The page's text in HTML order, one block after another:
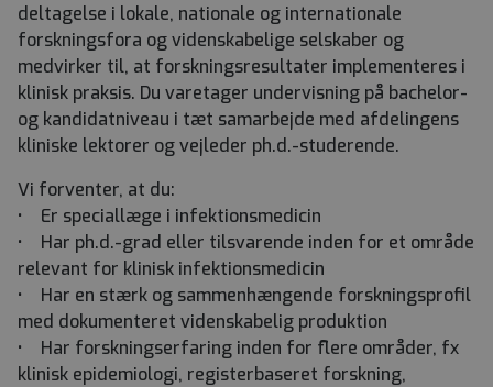
deltagelse i lokale, nationale og internationale
forskningsfora og videnskabelige selskaber og
medvirker til, at forskningsresultater implementeres i
klinisk praksis. Du varetager undervisning på bachelor-
og kandidatniveau i tæt samarbejde med afdelingens
kliniske lektorer og vejleder ph.d.-studerende.
Vi forventer, at du:
• Er speciallæge i infektionsmedicin
• Har ph.d.-grad eller tilsvarende inden for et område
relevant for klinisk infektionsmedicin
• Har en stærk og sammenhængende forskningsprofil
med dokumenteret videnskabelig produktion
• Har forskningserfaring inden for flere områder, fx
klinisk epidemiologi, registerbaseret forskning,